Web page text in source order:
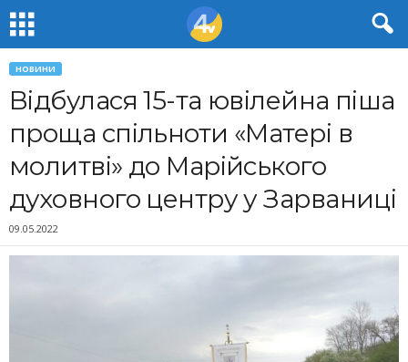
НОВИНИ
Відбулася 15-та ювілейна піша
проща спільноти «Матері в
молитві» до Марійського
духовного центру у Зарваниці
09.05.2022